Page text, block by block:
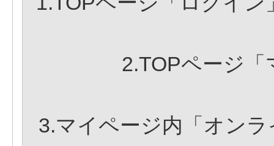
2.TOPページ
3.マイページ内「オン